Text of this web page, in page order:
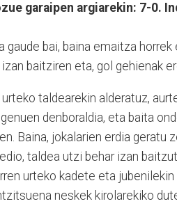
garaipen argiarekin: 7-0.
gaude bai, baina emaitza
baitziren eta, gol gehienak
urteko taldearekin alderatuz,
denboraldia, eta baita
Baina, jokalarien erdia geratu
taldea utzi behar izan
urteko kadete eta
neskek kirolarekiko